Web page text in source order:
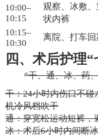
10:00–
10:15
观察、冰敷
状内裤
10:15–
10:30
离院、打车回
四、术后护理“
“干、通、冰、药
干：24小时内伤口不
机冷风档吹干
通：穿宽松运动短裤，
冰：术后6小时内间断